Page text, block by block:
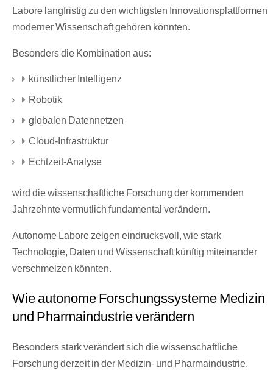
Labore langfristig zu den wichtigsten Innovationsplattformen
moderner Wissenschaft gehören könnten.
Besonders die Kombination aus:
künstlicher Intelligenz
Robotik
globalen Datennetzen
Cloud-Infrastruktur
Echtzeit-Analyse
wird die wissenschaftliche Forschung der kommenden
Jahrzehnte vermutlich fundamental verändern.
Autonome Labore zeigen eindrucksvoll, wie stark
Technologie, Daten und Wissenschaft künftig miteinander
verschmelzen könnten.
Wie autonome Forschungssysteme Medizin
und Pharmaindustrie verändern
Besonders stark verändert sich die wissenschaftliche
Forschung derzeit in der Medizin- und Pharmaindustrie.